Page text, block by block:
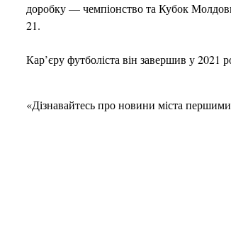
доробку — чемпіонство та Кубок
21.
Кар’єру футболіста він завершив у
«Дізнавайтесь про новини міста